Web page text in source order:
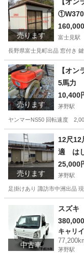
売ります 富士見駅
長野県富士見町出品 窓付き
長野 諏訪郡 富士見
売ります
【オ
5馬力
10,400
茅野駅
ヤンマーNS50 回転速度
長野 諏訪市 茅野駅
売ります
12尺12
適 は
25,000
茅野駅
足掛けあり 諏訪市中洲出品
茅野駅
中古車
スズ
キャリイ
茅野駅